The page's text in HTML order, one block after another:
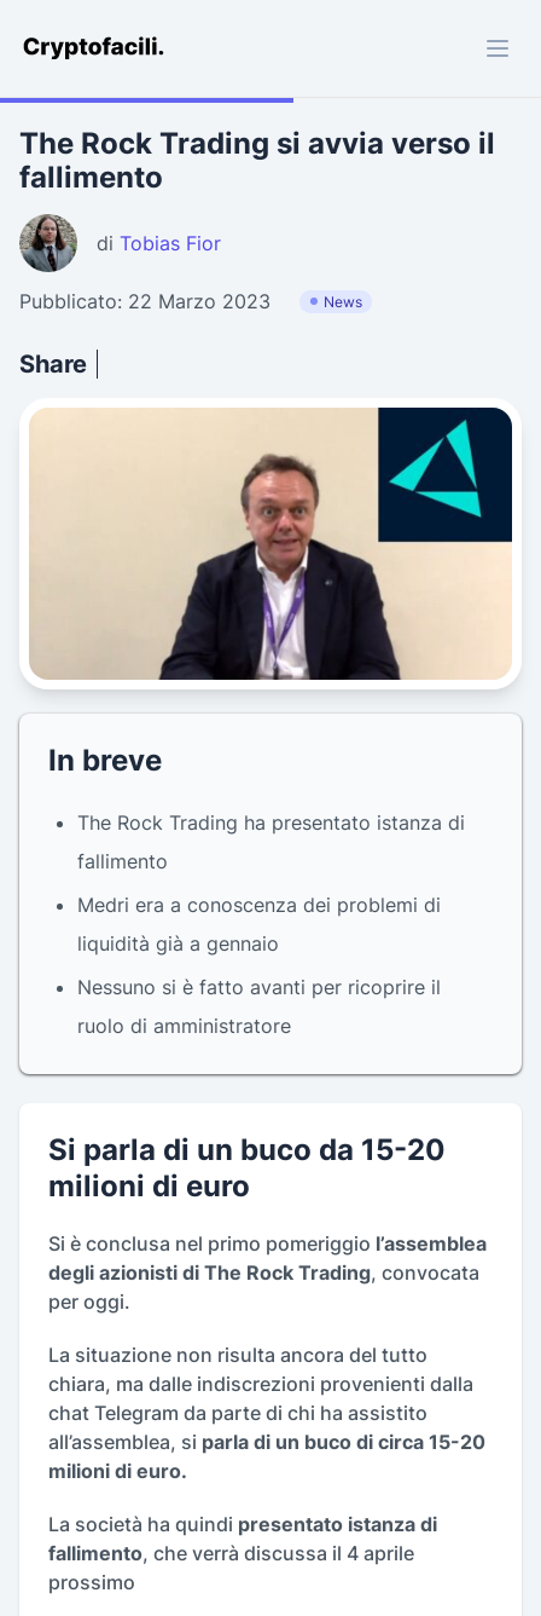
Cryptofacili.com
The Rock Trading si avvia verso il
fallimento
di Tobias Fior
Pubblicato: 22 Marzo 2023 News
Share
In breve
The Rock Trading ha presentato istanza di
fallimento
Medri era a conoscenza dei problemi di
liquidità già a gennaio
Nessuno si è fatto avanti per ricoprire il
ruolo di amministratore
Si parla di un buco da 15-20
milioni di euro
Si è conclusa nel primo pomeriggio l’assemblea
degli azionisti di The Rock Trading, convocata
per oggi.
La situazione non risulta ancora del tutto
chiara, ma dalle indiscrezioni provenienti dalla
chat Telegram da parte di chi ha assistito
all’assemblea, si parla di un buco di circa 15-20
milioni di euro.
La società ha quindi presentato istanza di
fallimento, che verrà discussa il 4 aprile
prossimo